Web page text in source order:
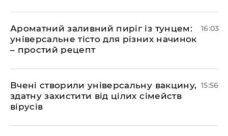
Ароматний заливний пиріг із тунцем:
універсальне тісто для різних начинок
– простий рецепт
16:03
Вчені створили універсальну вакцину,
здатну захистити від цілих сімейств
вірусів
15:56